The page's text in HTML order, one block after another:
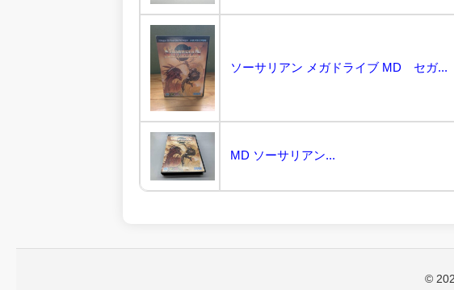
ソーサリアン メガドライブ MD セガ...
MD ソーサリアン...
©